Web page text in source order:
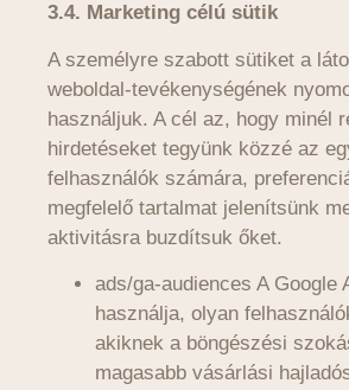
3.4. Marketing célú sütik
A személyre szabott sütiket a
weboldal-tevékenységének
használjuk. A cél az, hogy minél
hirdetéseket tegyünk közzé az
felhasználók számára,
megfelelő tartalmat jelenítsünk
aktivitásra buzdítsuk őket.
ads/ga-audiences A Google
használja, olyan
akiknek a böngészési
magasabb vásárlási